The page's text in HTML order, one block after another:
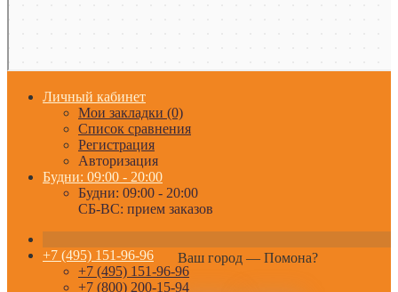
Личный кабинет
Мои закладки (0)
Список сравнения
Регистрация
Авторизация
Будни: 09:00 - 20:00
Будни: 09:00 - 20:00
СБ-ВС: прием заказов
Ваш город — Помона?
+7 (495) 151-96-96
+7 (495) 151-96-96
+7 (800) 200-15-94